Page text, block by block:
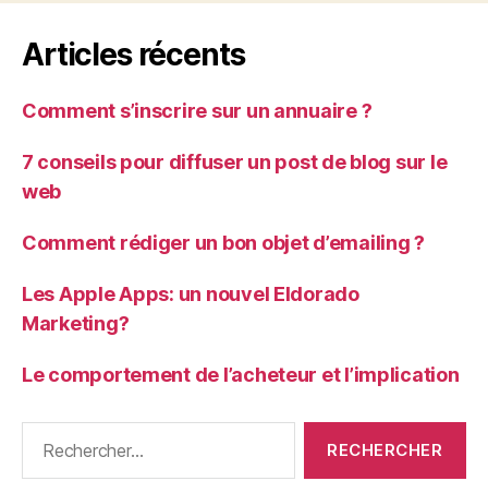
Articles récents
Comment s’inscrire sur un annuaire ?
7 conseils pour diffuser un post de blog sur le
web
Comment rédiger un bon objet d’emailing ?
Les Apple Apps: un nouvel Eldorado
Marketing?
Le comportement de l’acheteur et l’implication